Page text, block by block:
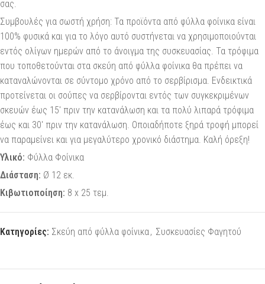
σας.
Συμβουλές για σωστή χρήση: Τα προϊόντα από φύλλα φοίνικα είναι
100% φυσικά και για το λόγο αυτό συστήνεται να χρησιμοποιούνται
εντός ολίγων ημερών από το άνοιγμα της συσκευασίας. Τα τρόφιμα
που τοποθετούνται στα σκεύη από φύλλα φοίνικα θα πρέπει να
καταναλώνονται σε σύντομο χρόνο από το σερβίρισμα. Ενδεικτικά
προτείνεται οι σούπες να σερβίρονται εντός των συγκεκριμένων
σκευών έως 15′ πριν την κατανάλωση και τα πολύ λιπαρά τρόφιμα
έως και 30′ πριν την κατανάλωση. Οποιαδήποτε ξηρά τροφή μπορεί
να παραμείνει και για μεγαλύτερο χρονικό διάστημα. Καλή όρεξη!
Υλικό: Φύλλα Φοίνικα
Διάσταση: Ø 12 εκ.
Κιβωτιοποίηση: 8 x 25 τεμ.
Κατηγορίες: Σκεύη από φύλλα φοίνικα, Συσκευασίες Φαγητού